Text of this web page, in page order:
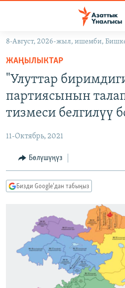
Навигацияга
өтүңүз
Издөөгө
салыңыз
КЫРГЫЗСТАН
КЫРГЫЗСТАН
МАДАНИЯТ
ДҮЙНӨ
УКРАИНА
ТВ ПРОГРАММАЛАР
БҮГҮН АЗАТТЫКТА
ЭЖЕ-СИҢДИЛЕР
АЗАТТЫК+
ЫҢГАЙСЫЗ СУРООЛОР
ПОДКАСТ
ОНЛАЙН ШЕРИНЕ
8-Август, 2026-жыл, ишемби,
ЖАҢЫЛЫКТАР
"Улуттар
партиясынын
тизмеси белгилүү
11-Октябрь, 2021
Бөлүшүңүз
Бизди Google'дан табыңыз